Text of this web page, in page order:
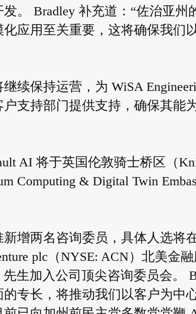
。 Bradley 补充道：“佐治亚州
应用至关重要，这将确保我们
续保持运营，为 WiSA
支持部门提供支持，确保其能
AI 将于英国伦敦骑士桥区（
Computing & Digital Twin
增两名咨询委员，具体人选将
plc（NYSE: ACN）北美金
先生加入公司顶尖咨询委员会。
专长，将推动我们以客户为中